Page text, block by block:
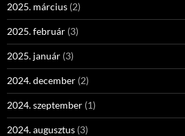
2025. március (2)
2025. február (3)
2025. január (3)
2024. december (2)
2024. szeptember (1)
2024. augusztus (3)